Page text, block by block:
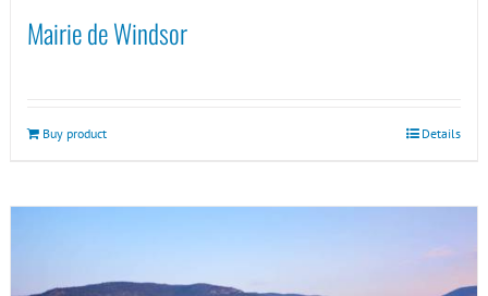
Mairie de Windsor
Buy product Details